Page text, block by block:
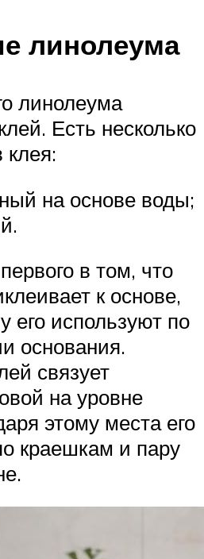
линолеума
линолеума
Есть несколько
клея:
на основе воды;
в том, что
к основе,
его используют по
основания.
связует
на уровне
этому места его
краешкам и пару